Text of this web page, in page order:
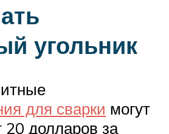
угольник
для сварки могут
20 долларов за